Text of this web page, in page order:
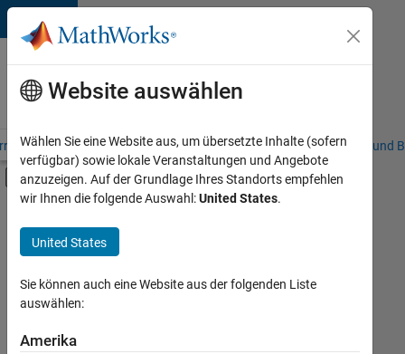
Weiter zum Inhalt
Karriere
bei
MathWorks
– Übersicht Stellensuche Niederlassungen Studierende und
Umschaltung für Off-Canvas-
Hauptinhalt
Information Technology
Commercial Sales
Customer Support
Education Sales
Marketing Communications
+7
Derzeit
Website auswählen
Wählen Sie eine Website aus, um übersetzte Inhalte (sofern
verfügbar) sowie lokale Veranstaltungen und Angebote
anzuzeigen. Auf der Grundlage Ihres Standorts empfehlen
wir Ihnen die folgende Auswahl:United States.
United States
Sie können auch eine Website aus der folgenden Liste
auswählen:
Amerika